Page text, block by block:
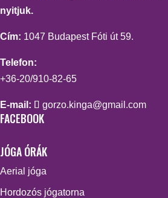
nyitjuk.
Cím: 1047 Budapest Fóti út 59.
Telefon:
+36-20/910-82-65
E-mail: gorzo.kinga@gmail.com
FACEBOOK
JÓGA ÓRÁK
Aerial jóga
Hordozós jógatorna